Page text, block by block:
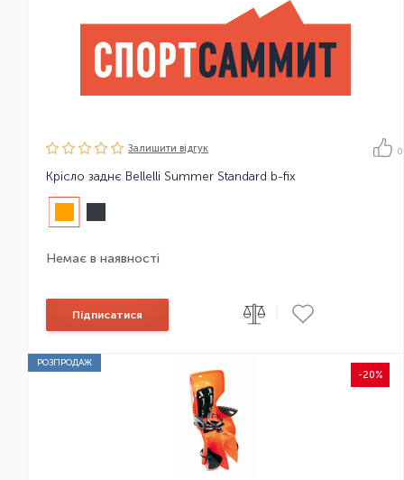
Залишити вiдгук 0
Крісло заднє Bellelli Summer Standard b-fix
Немає в наявності
Підписатися
РОЗПРОДАЖ
-20%